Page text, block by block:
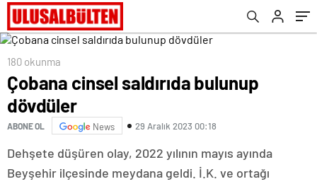
180 okunma
Çobana cinsel saldırıda bulunup
dövdüler
ABONE OL News 29 Aralık 2023 00:18
Dehşete düşüren olay, 2022 yılının mayıs ayında
Beyşehir ilçesinde meydana geldi. İ.K. ve ortağı